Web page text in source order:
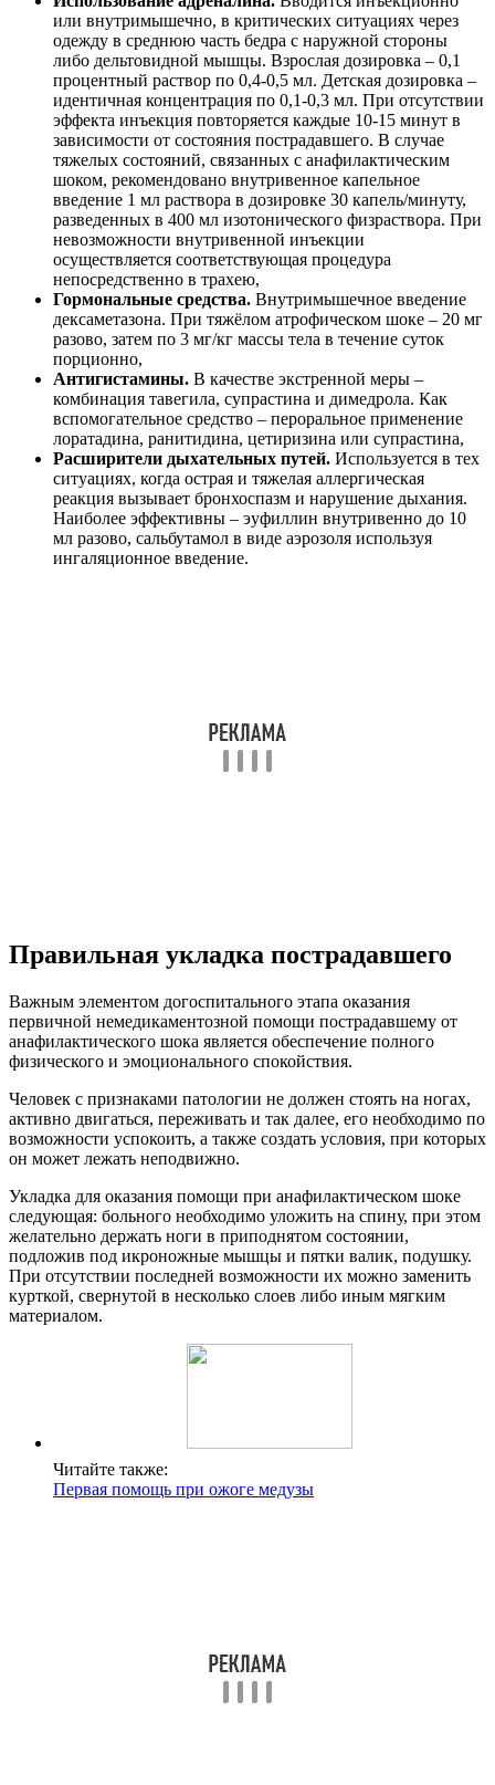
или внутримышечно, в критических ситуациях через
одежду в среднюю часть бедра с наружной стороны
либо дельтовидной мышцы. Взрослая дозировка – 0,1
процентный раствор по 0,4-0,5 мл. Детская дозировка –
идентичная концентрация по 0,1-0,3 мл. При отсутствии
эффекта инъекция повторяется каждые 10-15 минут в
зависимости от состояния пострадавшего. В случае
тяжелых состояний, связанных с анафилактическим
шоком, рекомендовано внутривенное капельное
введение 1 мл раствора в дозировке 30 капель/минуту,
разведенных в 400 мл изотонического физраствора. При
невозможности внутривенной инъекции
осуществляется соответствующая процедура
непосредственно в трахею,
Гормональные средства. Внутримышечное введение
дексаметазона. При тяжёлом атрофическом шоке – 20 мг
разово, затем по 3 мг/кг массы тела в течение суток
порционно,
Антигистамины. В качестве экстренной меры –
комбинация тавегила, супрастина и димедрола. Как
вспомогательное средство – пероральное применение
лоратадина, ранитидина, цетиризина или супрастина,
Расширители дыхательных путей. Используется в тех
ситуациях, когда острая и тяжелая аллергическая
реакция вызывает бронхоспазм и нарушение дыхания.
Наиболее эффективны – эуфиллин внутривенно до 10
мл разово, сальбутамол в виде аэрозоля используя
ингаляционное введение.
Правильная укладка пострадавшего
Важным элементом догоспитального этапа оказания
первичной немедикаментозной помощи пострадавшему от
анафилактического шока является обеспечение полного
физического и эмоционального спокойствия.
Человек с признаками патологии не должен стоять на ногах,
активно двигаться, переживать и так далее, его необходимо по
возможности успокоить, а также создать условия, при которых
он может лежать неподвижно.
Укладка для оказания помощи при анафилактическом шоке
следующая: больного необходимо уложить на спину, при этом
желательно держать ноги в приподнятом состоянии,
подложив под икроножные мышцы и пятки валик, подушку.
При отсутствии последней возможности их можно заменить
курткой, свернутой в несколько слоев либо иным мягким
материалом.
Читайте также:
Первая помощь при ожоге медузы